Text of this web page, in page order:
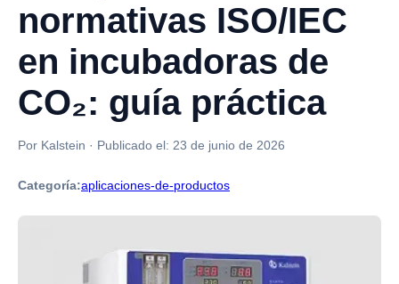
normativas ISO/IEC
en incubadoras de
CO₂: guía práctica
Por Kalstein · Publicado el: 23 de junio de 2026
Categoría:aplicaciones-de-productos